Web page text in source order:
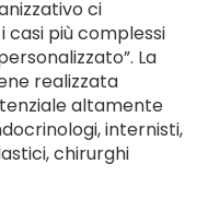
ci
più complessi
La
realizzata
altamente
internisti,
chirurghi